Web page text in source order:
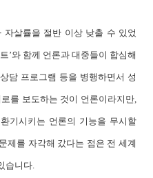
자살률을 절반 이상 낮출 수 있었
’와 함께 언론과 대중들이 합심해
담 프로그램 등을 병행하면서 성
를 보도하는 것이 언론이라지만,
기시키는 언론의 기능을 무시할
제를 자각해 갔다는 점은 전 세계
습니다.